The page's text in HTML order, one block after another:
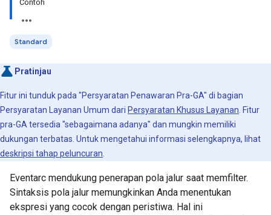
Contoh
Standard
Pratinjau
Fitur ini tunduk pada "Persyaratan Penawaran Pra-GA" di bagian
Persyaratan Layanan Umum dari Persyaratan Khusus Layanan . Fitur
pra-GA tersedia "sebagaimana adanya" dan mungkin memiliki
dukungan terbatas. Untuk mengetahui informasi selengkapnya, lihat
deskripsi tahap peluncuran
Eventarc mendukung penerapan pola jalur saat memfilter.
Sintaksis pola jalur memungkinkan Anda menentukan
ekspresi yang cocok dengan peristiwa. Hal ini